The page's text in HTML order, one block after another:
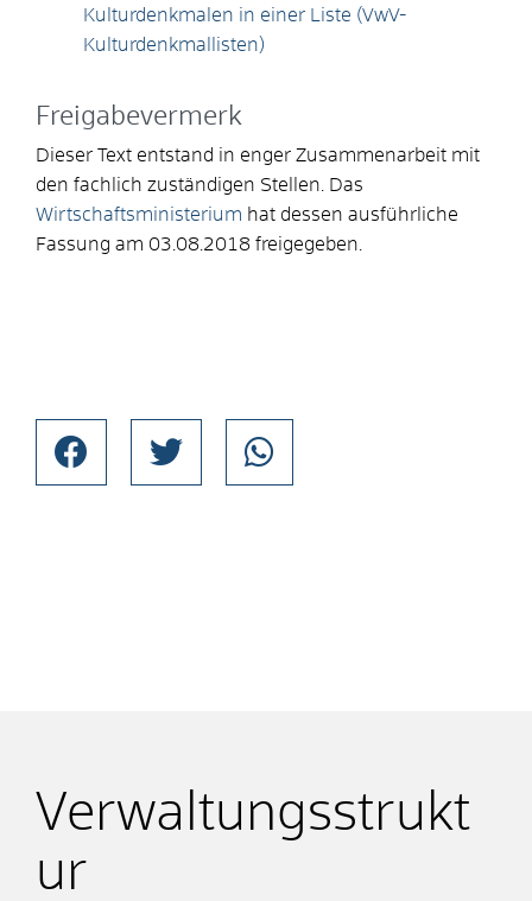
Kulturdenkmalen in einer Liste (VwV-
Kulturdenkmallisten)
Freigabevermerk
Dieser Text entstand in enger Zusammenarbeit mit
den fachlich zuständigen Stellen. Das
Wirtschaftsministerium hat dessen ausführliche
Fassung am 03.08.2018 freigegeben.
Verwaltungsstrukt
ur